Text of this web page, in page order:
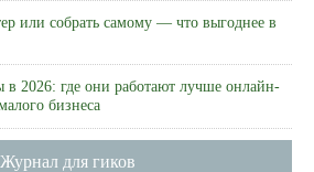
или собрать самому — что выгоднее в
в 2026: где они работают лучше онлайн-
бизнеса
Журнал для гиков